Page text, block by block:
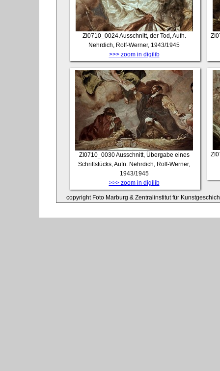
ZI0710_0024Ausschnitt, der Tod, Aufn.
Nehrdich, Rolf-Werner, 1943/1945
>>> zoom in digilib
ZI0710_0030Ausschnitt, Übergabe eines
Schriftstücks, Aufn. Nehrdich, Rolf-Werner,
1943/1945
>>> zoom in digilib
copyright Foto Marburg & Zentralinstitut für